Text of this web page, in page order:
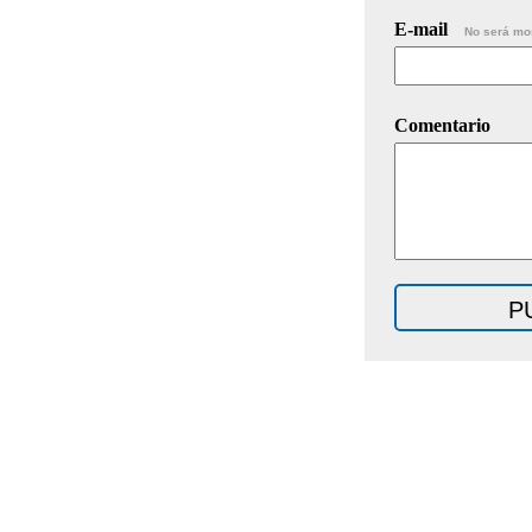
E-mail No será
Comentario